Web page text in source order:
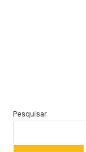
Pesquisar